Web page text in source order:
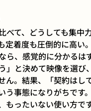
て、どうしても集中
定着度も圧倒的に高い
ら、感覚的に分かるは
」と決めて映像を選び
。結果、「契約はし
う事態になりがちで
ったいない使い方です